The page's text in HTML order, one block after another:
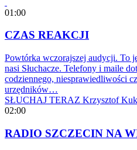
01:00
CZAS REAKCJI
Powtórka wczorajszej audycji. To
nasi Słuchacze. Telefony i maile
codziennego, niesprawiedliwości
urzędników…
SŁUCHAJ TERAZ Krzysztof
02:00
RADIO SZCZECIN NA